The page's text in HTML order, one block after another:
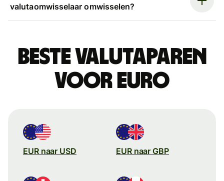
valutaomwisselaar omwisselen?
Beste valutaparen
voor euro
EUR naar USD EUR naar GBP